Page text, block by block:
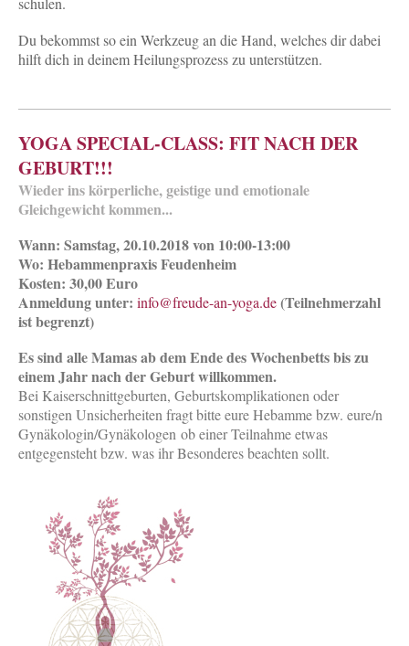
Du bekommst so ein Werkzeug an die Hand, welches dir dabei
hilft dich in deinem Heilungsprozess zu unterstützen.
YOGA SPECIAL-CLASS: FIT NACH DER
GEBURT!!!
Wieder ins körperliche, geistige und emotionale
Gleichgewicht kommen...
Wann: Samstag, 20.10.2018 von 10:00-13:00
Wo: Hebammenpraxis Feudenheim
Kosten: 30,00 Euro
Anmeldung unter: info@freude-an-yoga.de(Teilnehmerzahl
ist begrenzt)
Es sind alle Mamas ab dem Ende des Wochenbetts bis zu
einem Jahr nach der Geburt willkommen.
Bei Kaiserschnittgeburten, Geburtskomplikationen oder
sonstigen Unsicherheiten fragt bitte eure Hebamme bzw. eure/n
Gynäkologin/Gynäkologen ob einer Teilnahme etwas
entgegensteht bzw. was ihr Besonderes beachten sollt.